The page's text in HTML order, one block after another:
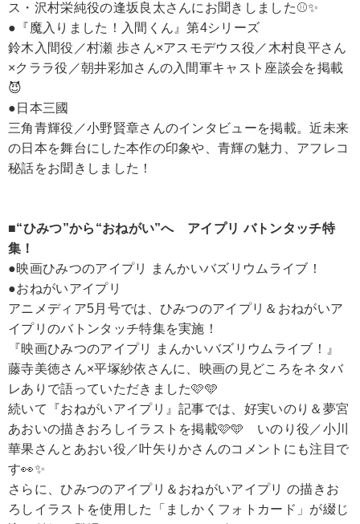
ス・沢村栄純役の逢坂良太さんにお聞きしました⚾✨
●『魔入りました！入間くん』第4シリーズ
鈴木入間役／村瀬 歩さん×アスモデウス役／木村良平さん
×クララ役／朝井彩加さんの入間軍キャスト座談会を掲載
😈
●日本三國
三角青輝役／小野賢章さんのインタビューを掲載。近未来
の日本を舞台にした本作の印象や、青輝の魅力、アフレコ
秘話をお聞きしました！
■“ひみつ”から“おねがい”へ アイプリ バトンタッチ特
集！
●映画ひみつのアイプリ まんかいバズリウムライブ！
●おねがいアイプリ
アニメディア5月号では、ひみつのアイプリ＆おねがいア
イプリのバトンタッチ特集を実施！
『映画ひみつのアイプリ まんかいバズリウムライブ！』
藤寺美徳さん×平塚紗依さんに、映画の見どころをネタバ
レありで語っていただきました🩷🩵
続いて『おねがいアイプリ』記事では、好実いのり＆夢宮
あおいの描きおろしイラストを掲載🩷🩵 いのり役／小川
華果さんとあおい役／叶矢りかさんのコメントにも注目で
す👀✨
さらに、ひみつのアイプリ＆おねがいアイプリ の描きお
ろしイラストを使用した「ましかくフォトカード」が綴じ